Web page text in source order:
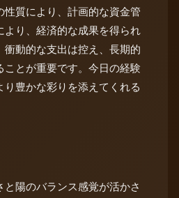
性質により、計画的な資金管
より、経済的な成果を得られ
衝動的な支出は控え、長期的
ことが重要です。今日の経験
り豊かな彩りを添えてくれる
陽のバランス感覚が活かさ